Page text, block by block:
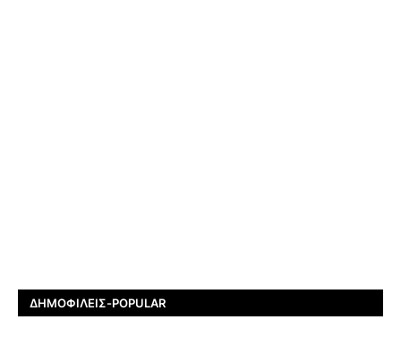
ΔΗΜΟΦΙΛΕΊΣ-POPULAR